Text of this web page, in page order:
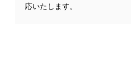
応いたします。